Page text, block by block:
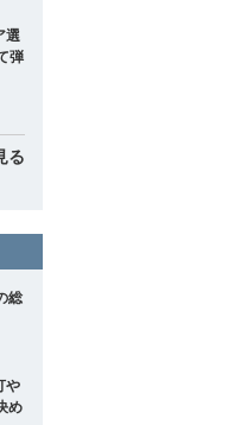
選
弾
る
総
や
め